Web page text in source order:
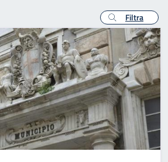
Filtra